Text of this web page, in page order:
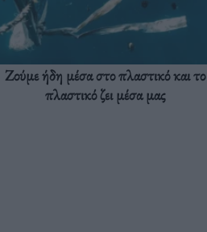
Ζούμε ήδη μέσα στο πλαστικό και το
πλαστικό ζει μέσα μας